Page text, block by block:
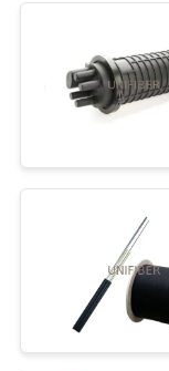
VISITE
D'USINE
DE
QUALITÉ
NOUS
de
fibre